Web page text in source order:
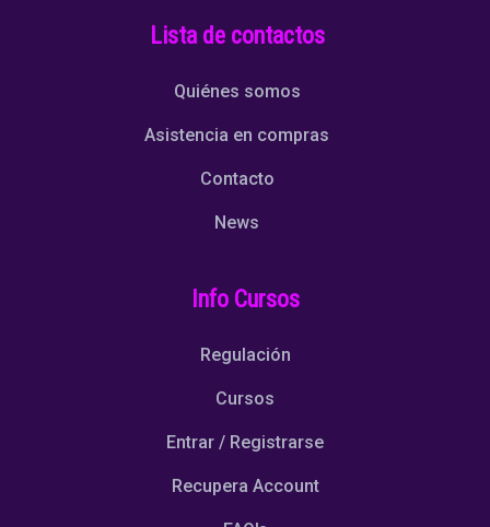
Lista de contactos
Quiénes somos
Asistencia en compras
Contacto
News
Info Cursos
Regulación
Cursos
Entrar / Registrarse
Recupera Account